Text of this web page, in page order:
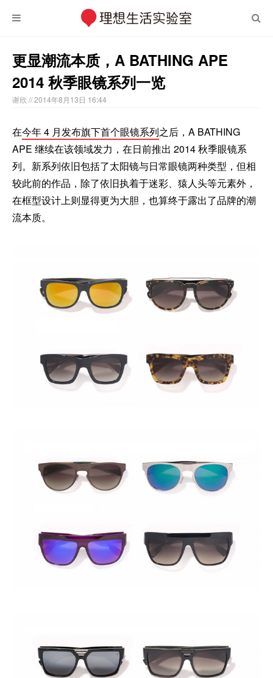
更显潮流本质，A BATHING APE
2014 秋季眼镜系列一览
谢欣 // 2014年8月13日 16:44
在今年 4 月发布旗下首个眼镜系列之后，A BATHING
APE 继续在该领域发力，在日前推出 2014 秋季眼镜系
列。新系列依旧包括了太阳镜与日常眼镜两种类型，但相
较此前的作品，除了依旧执着于迷彩、猿人头等元素外，
在框型设计上则显得更为大胆，也算终于露出了品牌的潮
流本质。